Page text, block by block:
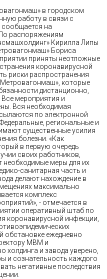
в городском
работу в связи с
сообщается на
распоряжениям
Кирилла Липы
Бориса
приняты неотложные
коронавирусной
риски распространения
которые
дистанционно,
мероприятия и
Вся необходимая
по электронной
региональные и
существенные усилия
болезни. «Как
в первую очередь
своих работников,
необходимые меры для их
санитарная часть и
делают нахождение в
максимально
комплекс
- отмечается в
оперативный штаб по
коронавирусной инфекции,
обстановке ежедневно
МВМ и
холдинга и завода уверено,
и сознательность каждого
негативные последствия